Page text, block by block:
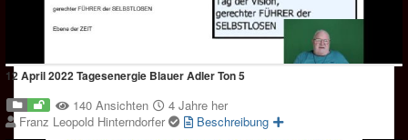
12 April 2022 Tagesenergie Blauer Adler Ton 5
140 Ansichten
4 Jahre her
Franz Leopold Hinterndorfer
Beschreibung